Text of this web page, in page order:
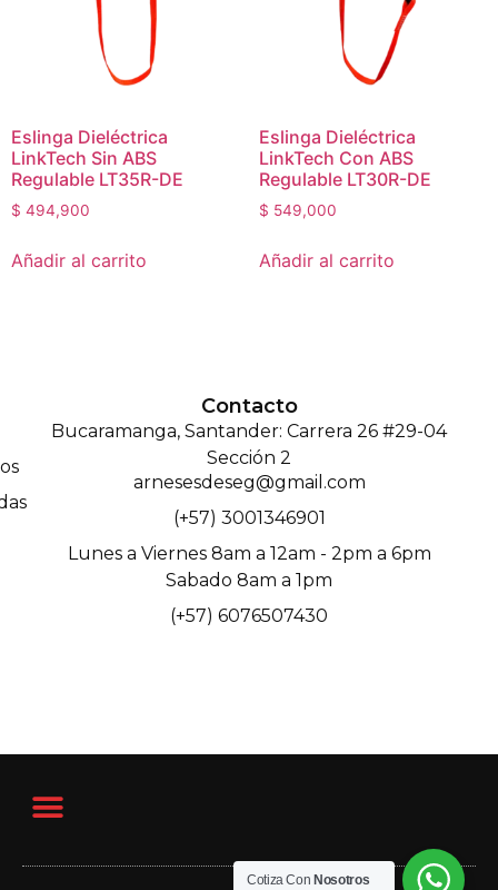
Eslinga Dieléctrica
LinkTech Sin ABS
Regulable LT35R-DE
$ 494,900
Añadir al carrito
Eslinga Dieléctrica
LinkTech Con ABS
Regulable LT30R-DE
$ 549,000
Añadir al carrito
Contacto
Bucaramanga, Santander: Carrera 26 #29-04
Sección 2
arnesesdeseg@gmail.com
(+57) 3001346901
Lunes a Viernes 8am a 12am - 2pm a 6pm
Sabado 8am a 1pm
(+57) 6076507430
Cotiza Con Nosotros